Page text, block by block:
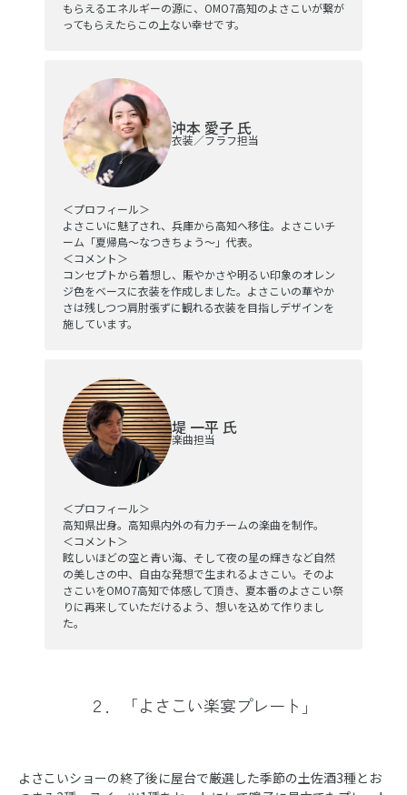
もらえるエネルギーの源に、OMO7高知のよさこいが繋が
ってもらえたらこの上ない幸せです。
沖本 愛子 氏
衣装／フラフ担当
＜プロフィール＞
よさこいに魅了され、兵庫から高知へ移住。よさこいチ
ーム「夏帰鳥〜なつきちょう〜」代表。
＜コメント＞
コンセプトから着想し、賑やかさや明るい印象のオレン
ジ色をベースに衣装を作成しました。よさこいの華やか
さは残しつつ肩肘張ずに観れる衣装を目指しデザインを
施しています。
堤 一平 氏
楽曲担当
＜プロフィール＞
高知県出身。高知県内外の有力チームの楽曲を制作。
＜コメント＞
眩しいほどの空と青い海、そして夜の星の輝きなど自然
の美しさの中、自由な発想で生まれるよさこい。そのよ
さこいをOMO7高知で体感して頂き、夏本番のよさこい祭
りに再来していただけるよう、想いを込めて作りまし
た。
２．「よさこい楽宴プレート」
よさこいショーの終了後に屋台で厳選した季節の土佐酒3種とお